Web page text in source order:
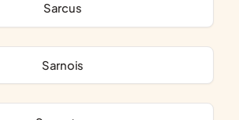
Sarcus
Sarnois